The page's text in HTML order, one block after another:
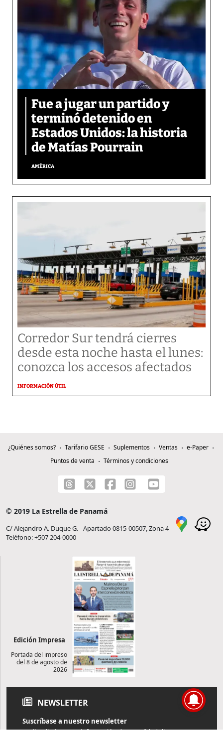
Fue a jugar un partido y
terminó detenido en
Estados Unidos: la historia
de Matías Pourrain
AMÉRICA
Corredor Sur tendrá cierres
desde esta noche hasta el lunes:
conozca los accesos afectados
INFORMACIÓN ÚTIL
¿Quiénes somos? Tarifario GESE Suplementos Ventas
e-Paper
Puntos de venta
Términos y condiciones
© 2019 La Estrella de Panamá
C/ Alejandro A. Duque G. - Apartado 0815-00507, Zona 4
Teléfono: +507 204-0000
Edición Impresa
Portada del impreso
del 8 de agosto de
2026
NEWSLETTER
Suscríbase a nuestro newsletter
Reciba diariamente información de actualidad directamente en